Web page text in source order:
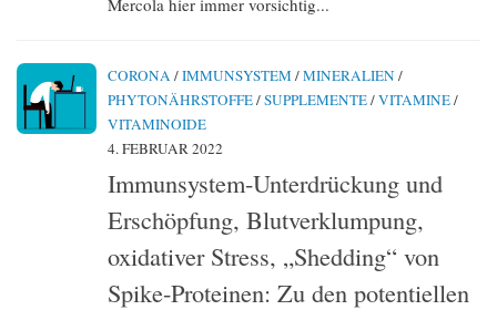
CORONA /IMMUNSYSTEM /MINERALIEN /
PHYTONÄHRSTOFFE/SUPPLEMENTE/VITAMINE/
VITAMINOIDE
4. FEBRUAR 2022
Immunsystem-Unterdrückung und
Erschöpfung, Blutverklumpung,
oxidativer Stress, „Shedding“ von
Spike-Proteinen: Zu den potentiellen